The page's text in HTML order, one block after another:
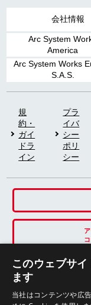
会社情報
Arc System
America
Arc System Works
S.A.S.
規
約・
ガイ
ドラ
イン
プラ
イバ
シー
ポリ
シー
SNS
このウェブサ
ます
当社はコンテンツや広